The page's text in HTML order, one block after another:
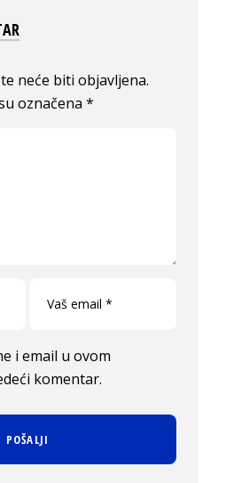
neće biti objavljena.
označena*
i email u ovom
komentar.